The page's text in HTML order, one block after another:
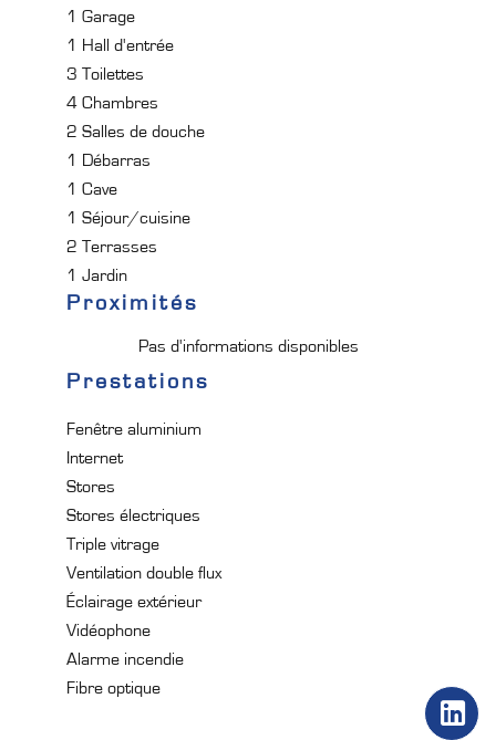
1 Garage
1 Hall d'entrée
3 Toilettes
4 Chambres
2 Salles de douche
1 Débarras
1 Cave
1 Séjour/cuisine
2 Terrasses
1 Jardin
Proximités
Pas d'informations disponibles
Prestations
Fenêtre aluminium
Internet
Stores
Stores électriques
Triple vitrage
Ventilation double flux
Éclairage extérieur
Vidéophone
Alarme incendie
Fibre optique